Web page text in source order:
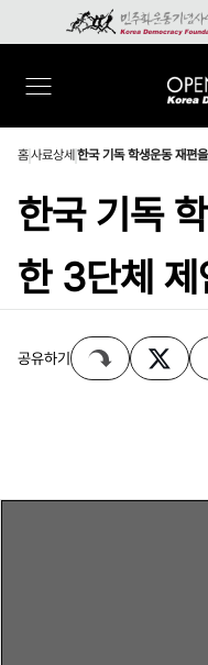
홈사료상세 한국 기독 학생운동 재편
한국 기독
한 3단체 제
공유하기